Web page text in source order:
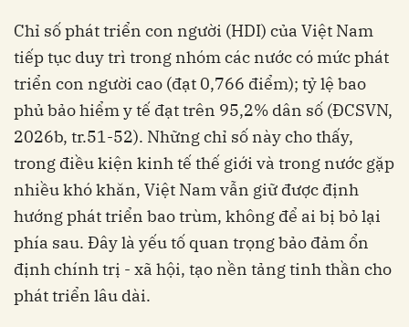
Chỉ số phát triển con người (HDI) của Việt Nam
tiếp tục duy trì trong nhóm các nước có mức phát
triển con người cao (đạt 0,766 điểm); tỷ lệ bao
phủ bảo hiểm y tế đạt trên 95,2% dân số (ĐCSVN,
2026b, tr.51-52). Những chỉ số này cho thấy,
trong điều kiện kinh tế thế giới và trong nước gặp
nhiều khó khăn, Việt Nam vẫn giữ được định
hướng phát triển bao trùm, không để ai bị bỏ lại
phía sau. Đây là yếu tố quan trọng bảo đảm ổn
định chính trị - xã hội, tạo nền tảng tinh thần cho
phát triển lâu dài.